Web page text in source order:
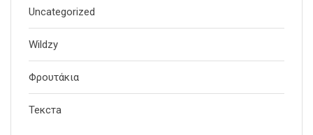
Uncategorized
Wildzy
Φρουτάκια
Текста